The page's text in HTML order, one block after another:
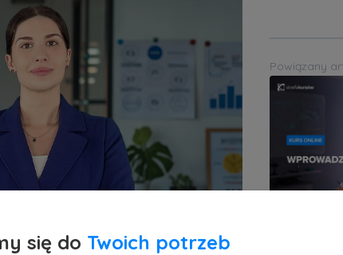
Powiązany
się do Twoich potrzeb